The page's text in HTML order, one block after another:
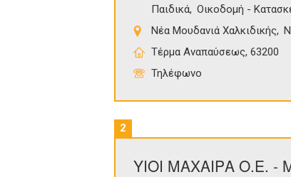
Παιδικά Οικοδομή -
Νέα Μουδανιά Χαλκιδικής
Τέρμα Αναπαύσεως, 63200
Τηλέφωνο
2
ΥΙΟΙ ΜΑΧΑΙΡΑ Ο.Ε. -